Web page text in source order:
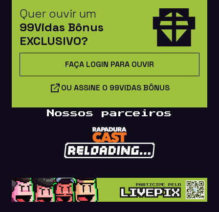
Quer ouvir um
99Vidas Bônus
EXCLUSIVO?
FAÇA LOGIN PARA OUVIR
OU ASSINE O 99VIDAS BÔNUS
Nossos parceiros